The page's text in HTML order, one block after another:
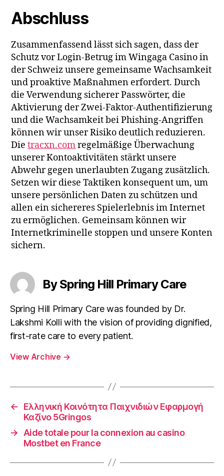
Abschluss
Zusammenfassend lässt sich sagen, dass der
Schutz vor Login-Betrug im Wingaga Casino in
der Schweiz unsere gemeinsame Wachsamkeit
und proaktive Maßnahmen erfordert. Durch
die Verwendung sicherer Passwörter, die
Aktivierung der Zwei-Faktor-Authentifizierung
und die Wachsamkeit bei Phishing-Angriffen
können wir unser Risiko deutlich reduzieren.
Dietracxn.comregelmäßige Überwachung
unserer Kontoaktivitäten stärkt unsere
Abwehr gegen unerlaubten Zugang zusätzlich.
Setzen wir diese Taktiken konsequent um, um
unsere persönlichen Daten zu schützen und
allen ein sichereres Spielerlebnis im Internet
zu ermöglichen. Gemeinsam können wir
Internetkriminelle stoppen und unsere Konten
sichern.
By Spring Hill Primary Care
Spring Hill Primary Care was founded by Dr.
Lakshmi Kolli with the vision of providing dignified,
first-rate care to every patient.
View Archive →
←
Ελληνική Κοινότητα Παιχνιδιών Εφαρμογή
Καζίνο 5Gringos
→
Aide totale pour la connexion au casino
Mostbet en France